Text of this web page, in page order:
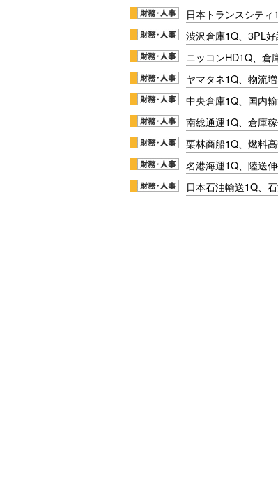
日本トランスシテ
渋沢倉庫1Q、3PL
ニッコンHD1Q、倉
ヤマタネ1Q、物流
中央倉庫1Q、国内
南総通運1Q、倉庫
栗林商船1Q、燃料
名港海運1Q、陸送
日本石油輸送1Q、